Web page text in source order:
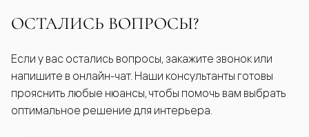
ОСТАЛИСЬ ВОПРОСЫ?
Если у вас остались вопросы, закажите звонок или
напишите в онлайн-чат. Наши консультанты готовы
прояснить любые нюансы, чтобы помочь вам выбрать
оптимальное решение для интерьера.